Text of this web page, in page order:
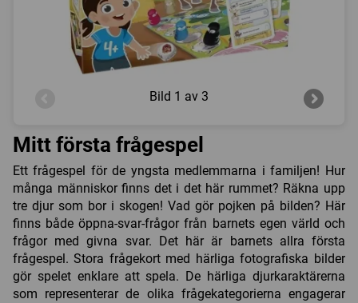
Bild 1 av 3
Mitt första frågespel
Ett frågespel för de yngsta medlemmarna i familjen! Hur
många människor finns det i det här rummet? Räkna upp
tre djur som bor i skogen! Vad gör pojken på bilden? Här
finns både öppna-svar-frågor från barnets egen värld och
frågor med givna svar. Det här är barnets allra första
frågespel. Stora frågekort med härliga fotografiska bilder
gör spelet enklare att spela. De härliga djurkaraktärerna
som representerar de olika frågekategorierna engagerar